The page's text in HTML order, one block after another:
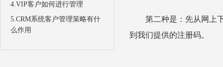
4.VIP客户如何进行管理
5.CRM系统客户管理策略有什
么作用
第二种是：先从网上下
到我们提供的注册码。